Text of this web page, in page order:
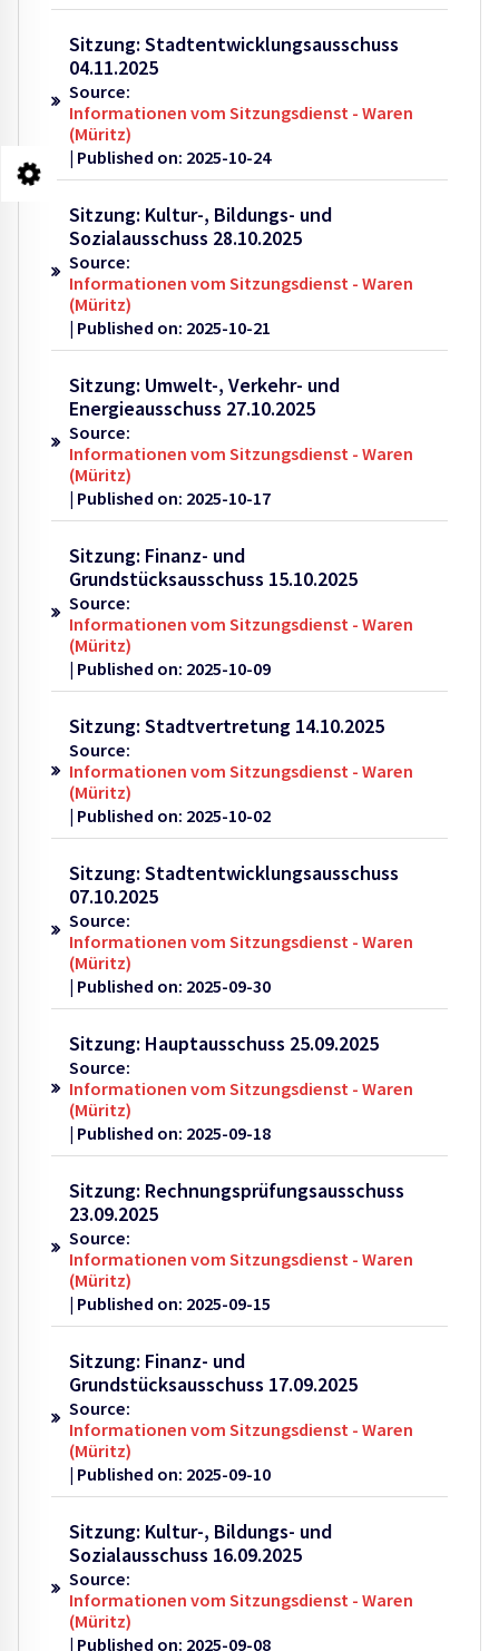
Sitzung: Stadtentwicklungsausschuss
04.11.2025
Source:
Informationen vom Sitzungsdienst - Waren
(Müritz)
Published on: 2025-10-24
Sitzung: Kultur-, Bildungs- und
Sozialausschuss 28.10.2025
Source:
Informationen vom Sitzungsdienst - Waren
(Müritz)
Published on: 2025-10-21
Sitzung: Umwelt-, Verkehr- und
Energieausschuss 27.10.2025
Source:
Informationen vom Sitzungsdienst - Waren
(Müritz)
Published on: 2025-10-17
Sitzung: Finanz- und
Grundstücksausschuss 15.10.2025
Source:
Informationen vom Sitzungsdienst - Waren
(Müritz)
Published on: 2025-10-09
Sitzung: Stadtvertretung 14.10.2025
Source:
Informationen vom Sitzungsdienst - Waren
(Müritz)
Published on: 2025-10-02
Sitzung: Stadtentwicklungsausschuss
07.10.2025
Source:
Informationen vom Sitzungsdienst - Waren
(Müritz)
Published on: 2025-09-30
Sitzung: Hauptausschuss 25.09.2025
Source:
Informationen vom Sitzungsdienst - Waren
(Müritz)
Published on: 2025-09-18
Sitzung: Rechnungsprüfungsausschuss
23.09.2025
Source:
Informationen vom Sitzungsdienst - Waren
(Müritz)
Published on: 2025-09-15
Sitzung: Finanz- und
Grundstücksausschuss 17.09.2025
Source:
Informationen vom Sitzungsdienst - Waren
(Müritz)
Published on: 2025-09-10
Sitzung: Kultur-, Bildungs- und
Sozialausschuss 16.09.2025
Source:
Informationen vom Sitzungsdienst - Waren
(Müritz)
Published on: 2025-09-08